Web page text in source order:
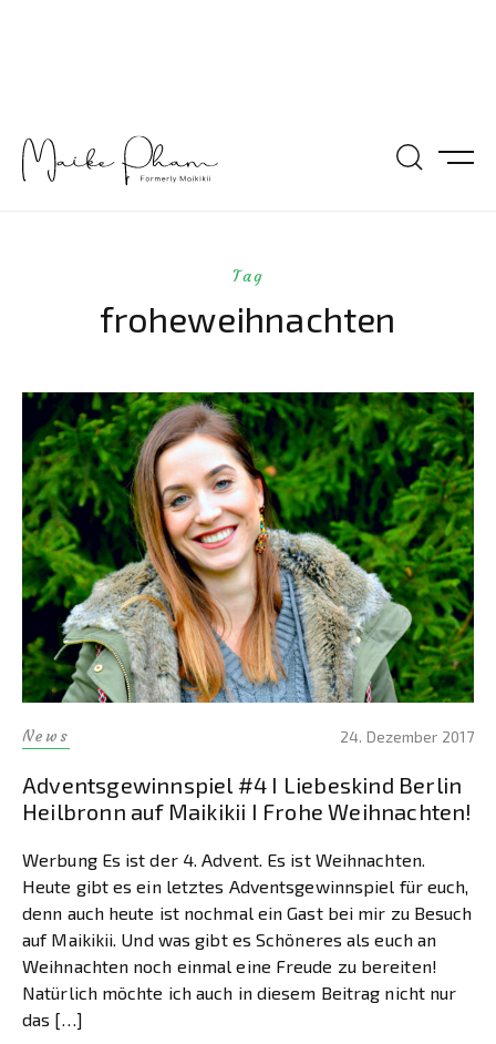
Tag
froheweihnachten
News 24. Dezember 2017
Adventsgewinnspiel #4 I Liebeskind Berlin
Heilbronn auf Maikikii I Frohe Weihnachten!
Werbung Es ist der 4. Advent. Es ist Weihnachten.
Heute gibt es ein letztes Adventsgewinnspiel für euch,
denn auch heute ist nochmal ein Gast bei mir zu Besuch
auf Maikikii. Und was gibt es Schöneres als euch an
Weihnachten noch einmal eine Freude zu bereiten!
Natürlich möchte ich auch in diesem Beitrag nicht nur
das […]